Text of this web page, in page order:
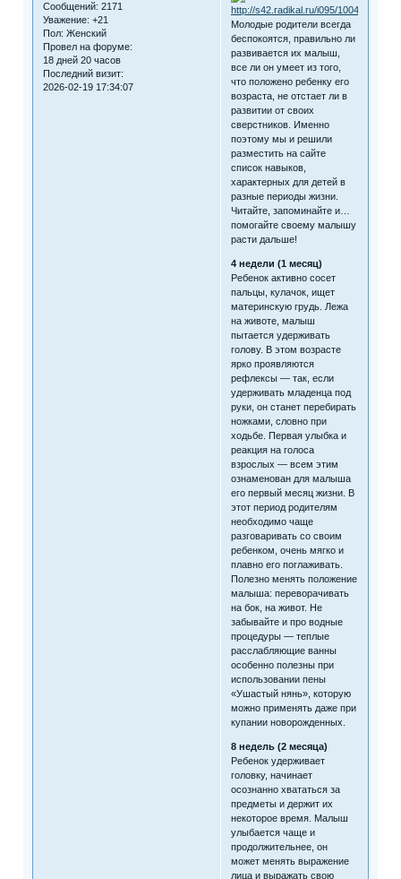
Сообщений: 2171
Уважение: +21
Пол: Женский
Провел на форуме:
18 дней 20 часов
Последний визит:
2026-02-19 17:34:07
Молодые родители всегда
беспокоятся, правильно ли
развивается их малыш,
все ли он умеет из того,
что положено ребенку его
возраста, не отстает ли в
развитии от своих
сверстников. Именно
поэтому мы и решили
разместить на сайте
список навыков,
характерных для детей в
разные периоды жизни.
Читайте, запоминайте и…
помогайте своему малышу
расти дальше!
4 недели (1 месяц)
Ребенок активно сосет
пальцы, кулачок, ищет
материнскую грудь. Лежа
на животе, малыш
пытается удерживать
голову. В этом возрасте
ярко проявляются
рефлексы — так, если
удерживать младенца под
руки, он станет перебирать
ножками, словно при
ходьбе. Первая улыбка и
реакция на голоса
взрослых — всем этим
ознаменован для малыша
его первый месяц жизни. В
этот период родителям
необходимо чаще
разговаривать со своим
ребенком, очень мягко и
плавно его поглаживать.
Полезно менять положение
малыша: переворачивать
на бок, на живот. Не
забывайте и про водные
процедуры — теплые
расслабляющие ванны
особенно полезны при
использовании пены
«Ушастый нянь», которую
можно применять даже при
купании новорожденных.
8 недель (2 месяца)
Ребенок удерживает
головку, начинает
осознанно хвататься за
предметы и держит их
некоторое время. Малыш
улыбается чаще и
продолжительнее, он
может менять выражение
лица и выражать свою